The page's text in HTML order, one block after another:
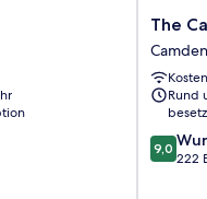
The
Camden
Town
Hotel
Camden
The
Camden
Rund
9.0
von
9,0
222